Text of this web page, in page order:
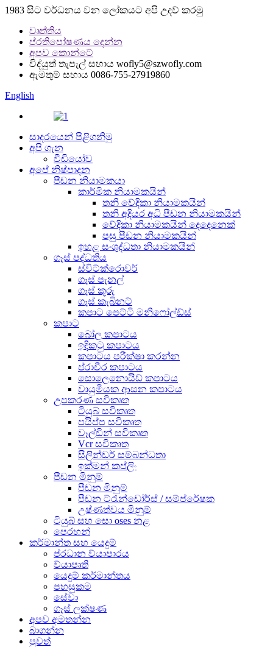
1983 සිට වර්ධනය වන ලෝකයට අපි උදව් කරමු
වෘත්තිය
ප්රතිපෝෂණය දෙන්න
අපව කොන්ටේ
විද්යුත් තැපැල් සහාය wofly5@szwofly.com
ඇමතුම් සහාය 0086-755-27919860
English
සාදරයෙන් පිළිගනිමු
අපි ගැන
වීඩියෝව
අපේ නිෂ්පාදන
පීඩන නියාමකයා
කාර්මික නියාමකයින්
තනි වේදිකා නියාමකයින්
තනි අදියර අධි පීඩන නියාමකයින්
වේදිකා නියාමකයින් දෙදෙනෙක්
පසු පීඩන නියාමකයින්
ඉහළ සංශුද්ධතා නියාමකයින්
ගෑස් පද්ධතිය
ස්විට්ක්රොවර්
ගෑස් පැනල්
ගෑස් කූරු
ගෑස් කැබිනට්
කපාට පෙට්ටි මනිෆෝල්ඩ්ස්
කපාට
බෝල කපාටය
ඉඳිකටු කපාටය
කපාටය පරීක්ෂා කරන්න
ප්රාචීර කපාටය
සොලෙනොයිඩ් කපාටය
වායුමියක ආසන කපාටය
උපකරණ සවිකෘත
ටියුබ් සවිකෘත
පයිප්ප සවිකෘත
වෑල්ඩින් සවිකෘත
Vcr සවිකෘත
සිලින්ඩර් සම්බන්ධතා
ඉක්මන් කප්ලිං
පීඩන මිනුම්
පීඩන මිනුම්
පීඩන ට්රැන්ඩෝර්ස් / සම්ප්රේෂක
උෂ්ණත්වය මිනුම්
ටියුබ් සහ සො oses නළ
පෙරහන්
කර්මාන්ත සහ යෙදුම්
ප්රධාන ව්යාපාරය
ව්යාපෘති
යෙදුම් කර්මාන්තය
පහසුකම
සේවා
ගෑස් ලක්ෂණ
අපව අමතන්න
බාගන්න
පුවත්